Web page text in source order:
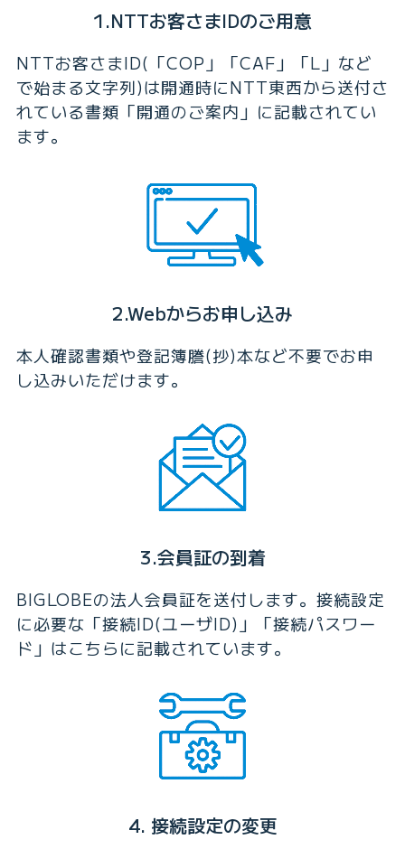
1.NTTお客さまIDのご用意
NTTお客さまID(「COP」「CAF」「L」など
で始まる文字列)は開通時にNTT東西から送付さ
れている書類「開通のご案内」に記載されてい
ます。
2.Webからお申し込み
本人確認書類や登記簿謄(抄)本など不要でお申
し込みいただけます。
3.会員証の到着
BIGLOBEの法人会員証を送付します。接続設定
に必要な「接続ID(ユーザID)」「接続パスワー
ド」はこちらに記載されています。
4. 接続設定の変更